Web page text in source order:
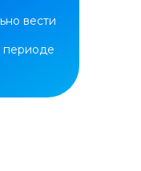
вести
периоде